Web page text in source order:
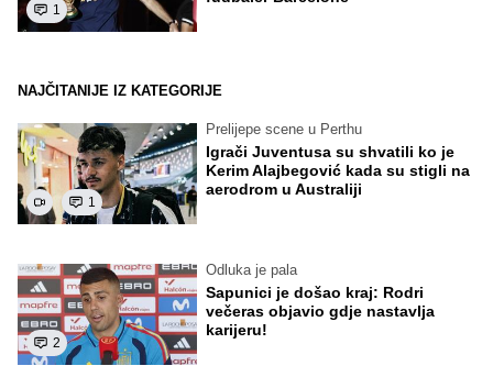
1
NAJČITANIJE IZ KATEGORIJE
1
Prelijepe scene u Perthu
Igrači Juventusa su shvatili ko je
Kerim Alajbegović kada su stigli na
aerodrom u Australiji
2
Odluka je pala
Sapunici je došao kraj: Rodri
večeras objavio gdje nastavlja
karijeru!